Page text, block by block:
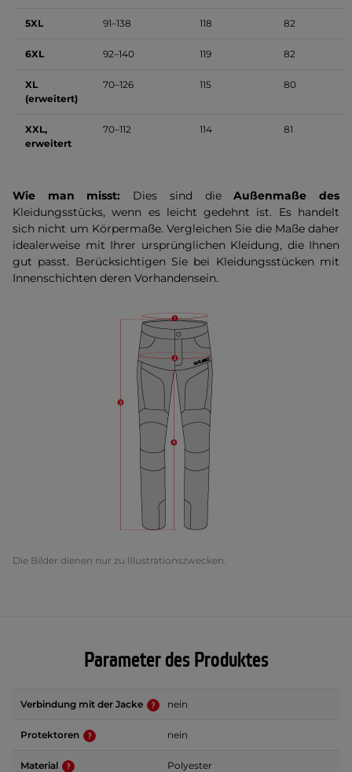
5XL 91–138 118 82
6XL 92–140 119 82
XL
(erweitert)
70–126 115 80
XXL,
erweitert
70–112 114 81
Wie man misst: Dies sind dieAußenmaße des
Kleidungsstücks, wenn es leicht gedehnt ist. Es handelt
sich nicht um Körpermaße. Vergleichen Sie die Maße daher
idealerweise mit Ihrer ursprünglichen Kleidung, die Ihnen
gut passt. Berücksichtigen Sie bei Kleidungsstücken mit
Innenschichten deren Vorhandensein.
Die Bilder dienen nur zu Illustrationszwecken.
Parameter des Produktes
Verbindung mit der Jacke nein
Protektoren nein
Material Polyester